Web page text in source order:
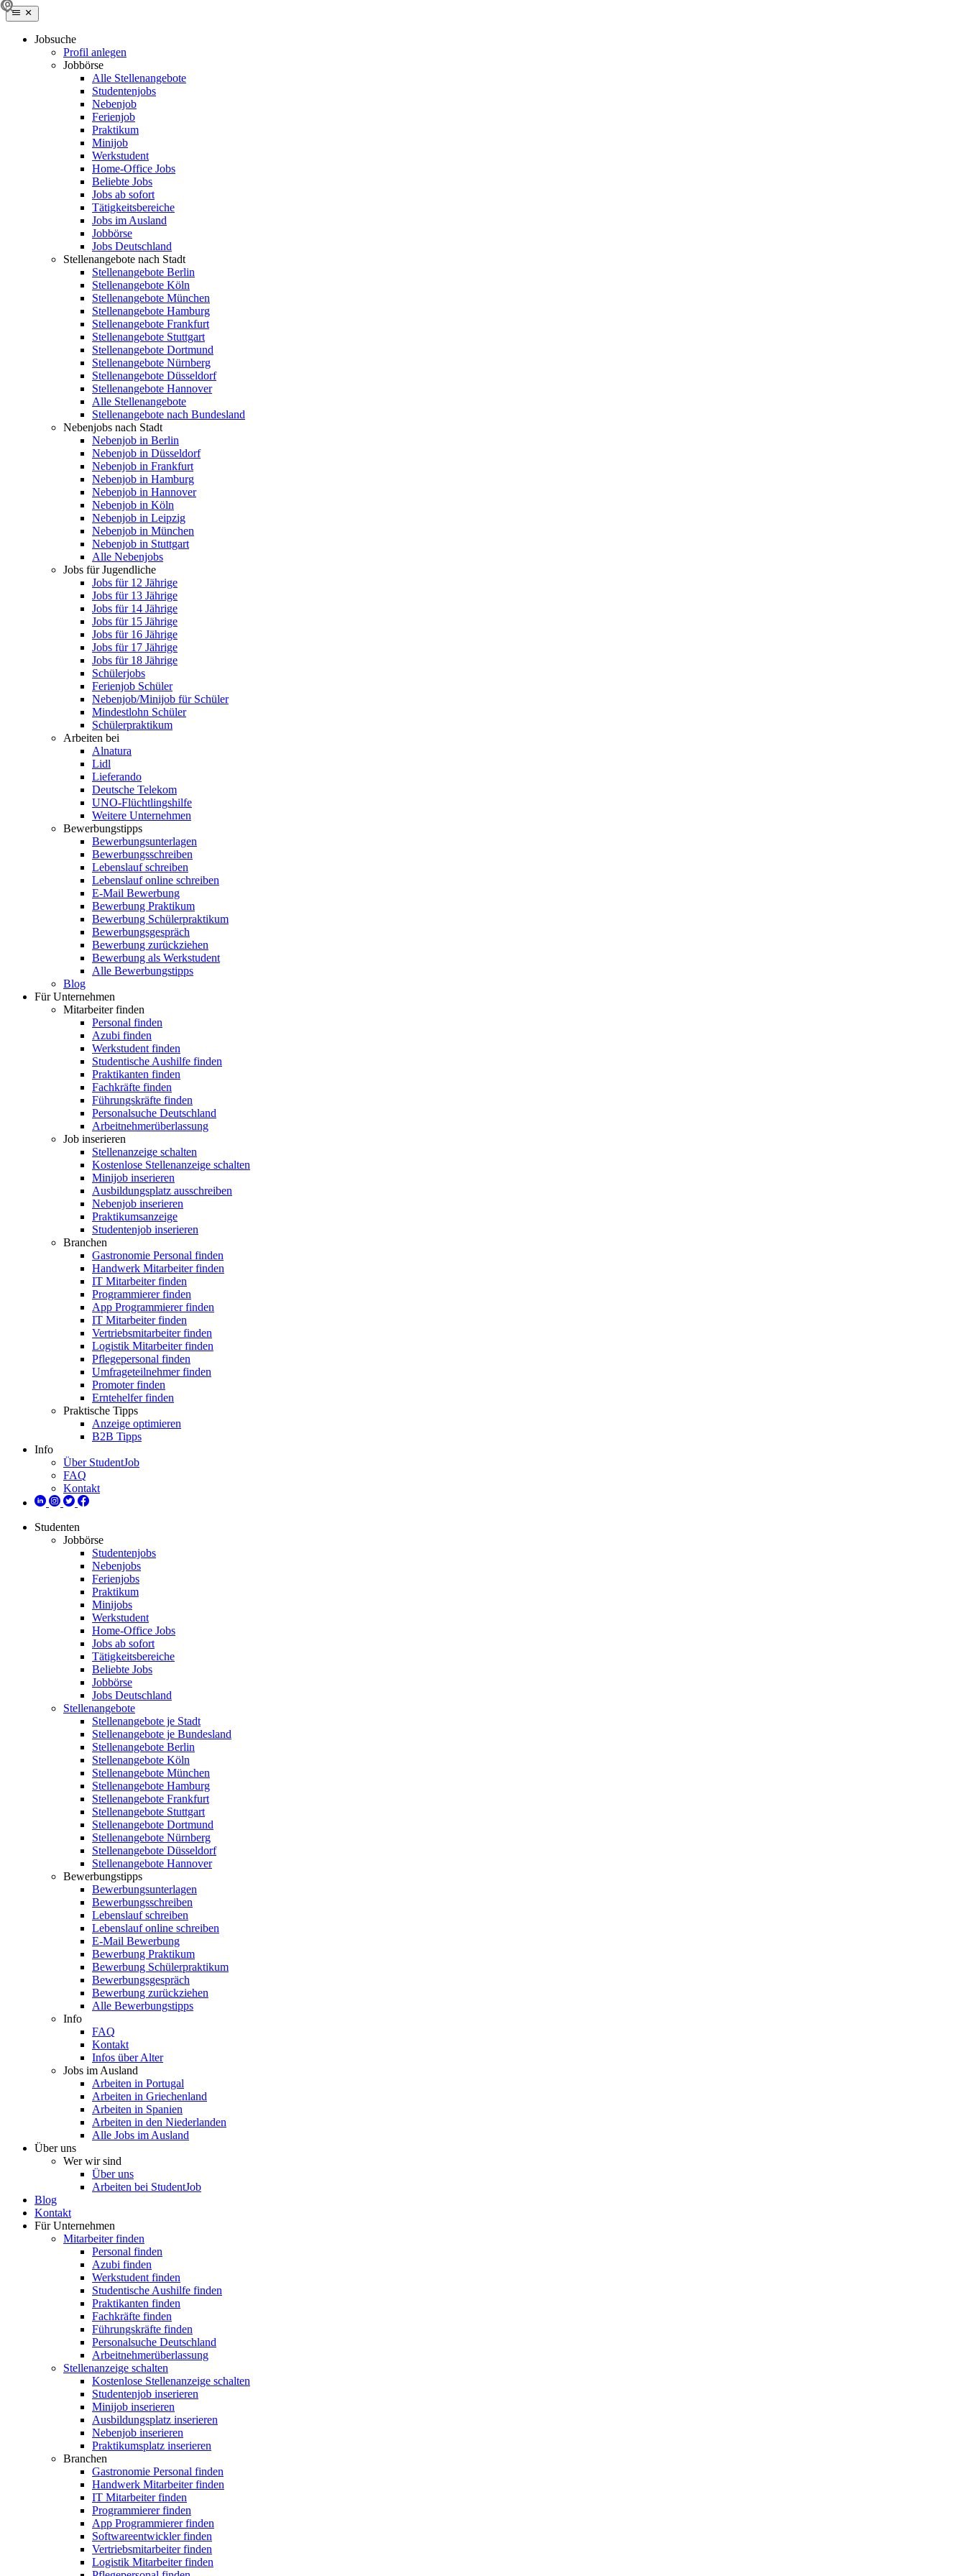
Jobsuche
Profil anlegen
Jobbörse
Alle Stellenangebote
Studentenjobs
Nebenjob
Ferienjob
Praktikum
Minijob
Werkstudent
Home-Office Jobs
Beliebte Jobs
Jobs ab sofort
Tätigkeitsbereiche
Jobs im Ausland
Jobbörse
Jobs Deutschland
Stellenangebote nach Stadt
Stellenangebote Berlin
Stellenangebote Köln
Stellenangebote München
Stellenangebote Hamburg
Stellenangebote Frankfurt
Stellenangebote Stuttgart
Stellenangebote Dortmund
Stellenangebote Nürnberg
Stellenangebote Düsseldorf
Stellenangebote Hannover
Alle Stellenangebote
Stellenangebote nach Bundesland
Nebenjobs nach Stadt
Nebenjob in Berlin
Nebenjob in Düsseldorf
Nebenjob in Frankfurt
Nebenjob in Hamburg
Nebenjob in Hannover
Nebenjob in Köln
Nebenjob in Leipzig
Nebenjob in München
Nebenjob in Stuttgart
Alle Nebenjobs
Jobs für Jugendliche
Jobs für 12 Jährige
Jobs für 13 Jährige
Jobs für 14 Jährige
Jobs für 15 Jährige
Jobs für 16 Jährige
Jobs für 17 Jährige
Jobs für 18 Jährige
Schülerjobs
Ferienjob Schüler
Nebenjob/Minijob für Schüler
Mindestlohn Schüler
Schülerpraktikum
Arbeiten bei
Alnatura
Lidl
Lieferando
Deutsche Telekom
UNO-Flüchtlingshilfe
Weitere Unternehmen
Bewerbungstipps
Bewerbungsunterlagen
Bewerbungsschreiben
Lebenslauf schreiben
Lebenslauf online schreiben
E-Mail Bewerbung
Bewerbung Praktikum
Bewerbung Schülerpraktikum
Bewerbungsgespräch
Bewerbung zurückziehen
Bewerbung als Werkstudent
Alle Bewerbungstipps
Blog
Für Unternehmen
Mitarbeiter finden
Personal finden
Azubi finden
Werkstudent finden
Studentische Aushilfe finden
Praktikanten finden
Fachkräfte finden
Führungskräfte finden
Personalsuche Deutschland
Arbeitnehmerüberlassung
Job inserieren
Stellenanzeige schalten
Kostenlose Stellenanzeige schalten
Minijob inserieren
Ausbildungsplatz ausschreiben
Nebenjob inserieren
Praktikumsanzeige
Studentenjob inserieren
Branchen
Gastronomie Personal finden
Handwerk Mitarbeiter finden
IT Mitarbeiter finden
Programmierer finden
App Programmierer finden
IT Mitarbeiter finden
Vertriebsmitarbeiter finden
Logistik Mitarbeiter finden
Pflegepersonal finden
Umfrageteilnehmer finden
Promoter finden
Erntehelfer finden
Praktische Tipps
Anzeige optimieren
B2B Tipps
Info
Über StudentJob
FAQ
Kontakt
Studenten
Jobbörse
Studentenjobs
Nebenjobs
Ferienjobs
Praktikum
Minijobs
Werkstudent
Home-Office Jobs
Jobs ab sofort
Tätigkeitsbereiche
Beliebte Jobs
Jobbörse
Jobs Deutschland
Stellenangebote
Stellenangebote je Stadt
Stellenangebote je Bundesland
Stellenangebote Berlin
Stellenangebote Köln
Stellenangebote München
Stellenangebote Hamburg
Stellenangebote Frankfurt
Stellenangebote Stuttgart
Stellenangebote Dortmund
Stellenangebote Nürnberg
Stellenangebote Düsseldorf
Stellenangebote Hannover
Bewerbungstipps
Bewerbungsunterlagen
Bewerbungsschreiben
Lebenslauf schreiben
Lebenslauf online schreiben
E-Mail Bewerbung
Bewerbung Praktikum
Bewerbung Schülerpraktikum
Bewerbungsgespräch
Bewerbung zurückziehen
Alle Bewerbungstipps
Info
FAQ
Kontakt
Infos über Alter
Jobs im Ausland
Arbeiten in Portugal
Arbeiten in Griechenland
Arbeiten in Spanien
Arbeiten in den Niederlanden
Alle Jobs im Ausland
Über uns
Wer wir sind
Über uns
Arbeiten bei StudentJob
Blog
Kontakt
Für Unternehmen
Mitarbeiter finden
Personal finden
Azubi finden
Werkstudent finden
Studentische Aushilfe finden
Praktikanten finden
Fachkräfte finden
Führungskräfte finden
Personalsuche Deutschland
Arbeitnehmerüberlassung
Stellenanzeige schalten
Kostenlose Stellenanzeige schalten
Studentenjob inserieren
Minijob inserieren
Ausbildungsplatz inserieren
Nebenjob inserieren
Praktikumsplatz inserieren
Branchen
Gastronomie Personal finden
Handwerk Mitarbeiter finden
IT Mitarbeiter finden
Programmierer finden
App Programmierer finden
Softwareentwickler finden
Vertriebsmitarbeiter finden
Logistik Mitarbeiter finden